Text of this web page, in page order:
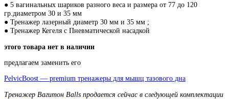
● 5 вагинальных шариков разного веса и размера от 77 до 120
гр.диаметром 30 и 35 мм
● Тренажер лазерный диаметр 30 мм и 35 мм ;
● Тренажер Кегеля с Пневматической насадкой
этого товара нет в наличии
предлагаем заменить его
PelvicBoost — premium тренажеры для мышц тазового дна
Тренажер Вагитон Balls продается сейчас в следующей комплектации